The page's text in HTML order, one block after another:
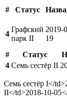
#
Статус
4
Графский
парк II
2019-
19
#
Статус
4 Семь сестёр II
Семь сестёр I</td>
II</td>2018-10-05